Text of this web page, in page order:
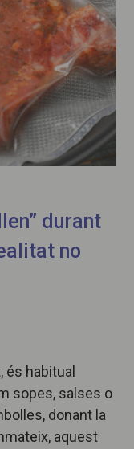
durant
no
és habitual
sopes, salses o
donant la
aquest